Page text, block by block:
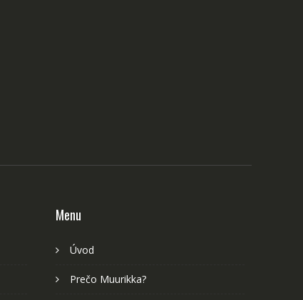
Menu
Úvod
Prečo Muurikka?